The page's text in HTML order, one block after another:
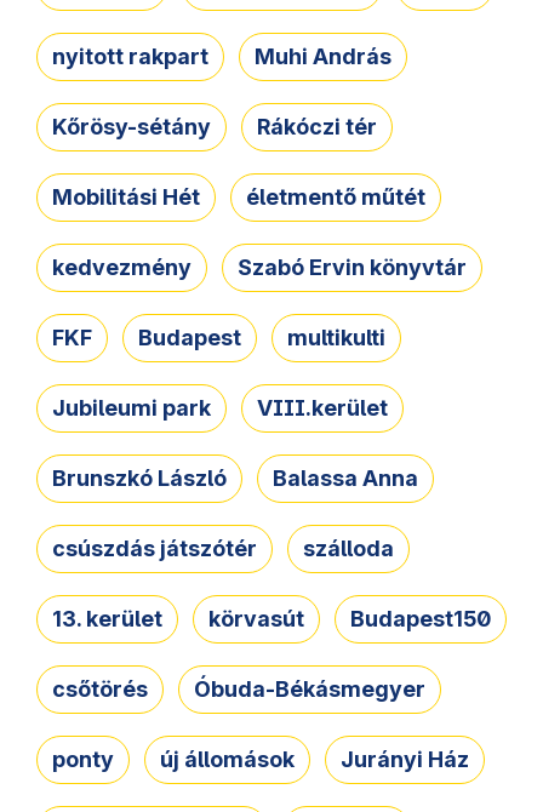
nyitott rakpart Muhi András
Kőrösy-sétány Rákóczi tér
Mobilitási Hét életmentő műtét
kedvezmény Szabó Ervin könyvtár
FKF Budapest multikulti
Jubileumi park VIII.kerület
Brunszkó László Balassa Anna
csúszdás játszótér szálloda
13. kerület körvasút Budapest150
csőtörés Óbuda-Békásmegyer
ponty új állomások Jurányi Ház